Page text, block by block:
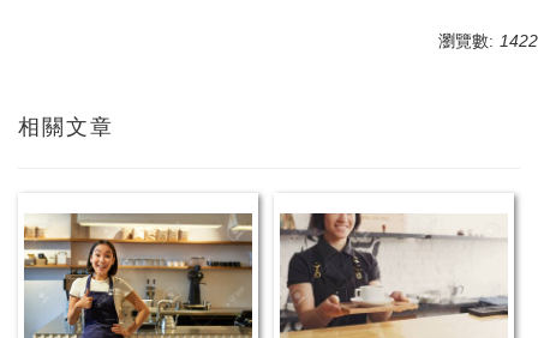
瀏覽數: 1422
相關文章